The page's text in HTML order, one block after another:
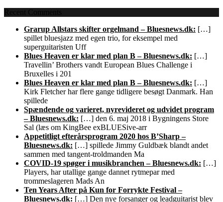
Recent Comments
Grarup Allstars skifter orgelmand – Bluesnews.dk: […]
spillet bluesjazz med egen trio, for eksempel med
superguitaristen Uff
Blues Heaven er klar med plan B – Bluesnews.dk: […]
Travellin’ Brothers vandt European Blues Challenge i
Bruxelles i 201
Blues Heaven er klar med plan B – Bluesnews.dk: […]
Kirk Fletcher har flere gange tidligere besøgt Danmark. Han
spillede
Spændende og varieret, nyrevideret og udvidet program
– Bluesnews.dk: […] den 6. maj 2018 i Bygningens Store
Sal (læs om KingBee exBLUESive-arr
Appetitligt efterårsprogram 2020 hos B’Sharp –
Bluesnews.dk: […] spillede Jimmy Guldbæk blandt andet
sammen med tangent-troldmanden Ma
COVID-19 spøger i musikbranchen – Bluesnews.dk: […]
Players, har utallige gange dannet rytmepar med
trommeslageren Mads An
Ten Years After på Kun for Forrykte Festival –
Bluesnews.dk: […] Den nye forsanger og leadguitarist blev